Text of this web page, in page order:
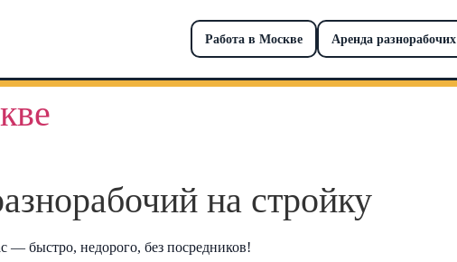
Работа в Москве Аренда разнорабочих
на стройку
быстро, недорого, без посредников!